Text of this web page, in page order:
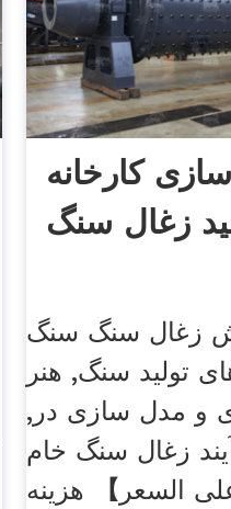
کارخانه
زغال سنگ
زغال سنگ سنگ
تولید سنگ, هنر
و مدل سازی در,
زغال سنگ خام
السعر】 هزینه